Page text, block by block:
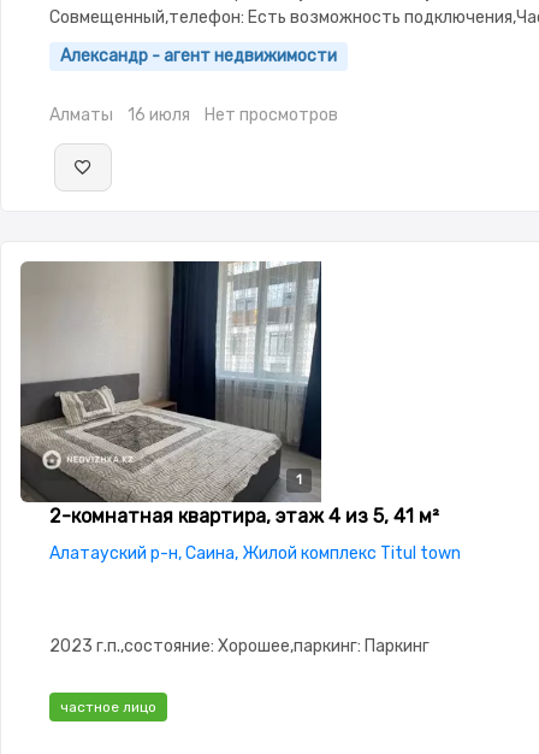
Совмещенный,телефон: Есть возможность
меблирована,Частично меблирована,потолки:
3.0,Неугловая,Улучшенная,Встроенная кухня,Новая
Александр - агент недвижимости
Алматы 16 июля Нет просмотров
1
2-комнатная квартира, этаж 4 из 5, 41 м²
Алатауский р-н, Саина, Жилой комплекс Titul town
2023 г.п.,состояние: Хорошее,паркинг: Паркинг
частное лицо